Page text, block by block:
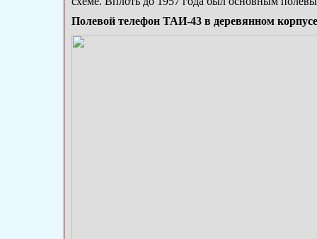
Полевой телефон ТАИ-43 в деревянном корпусе